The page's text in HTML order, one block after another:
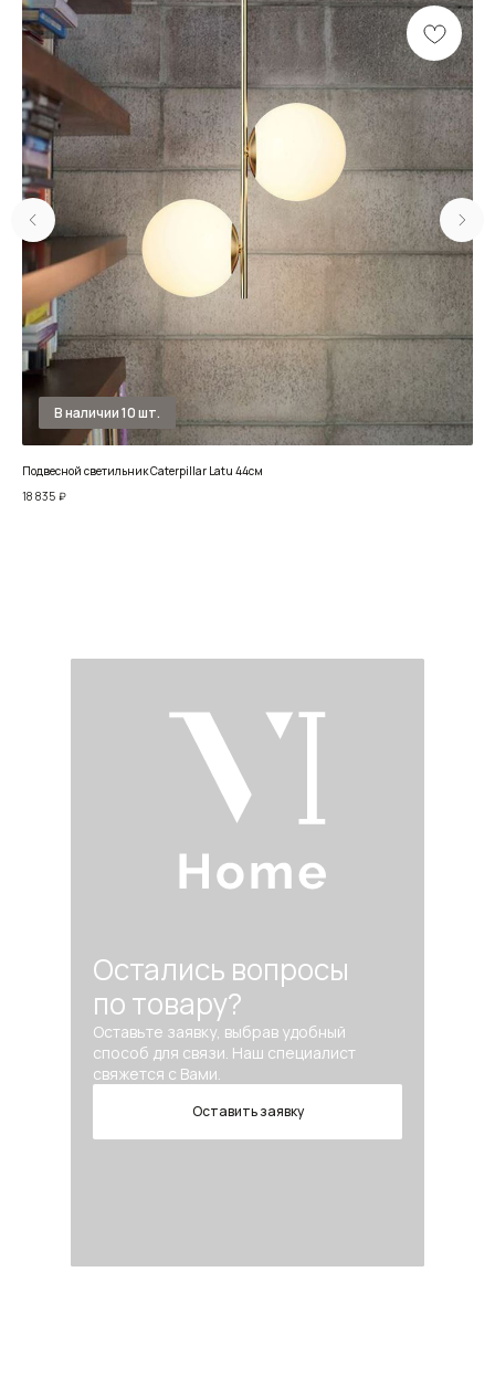
Подвесной светильник Caterpillar Latu 44см
18 835 ₽
Остались вопросы
по товару?
Оставьте заявку, выбрав удобный
способ для связи. Наш специалист
свяжется с Вами.
Оставить заявку